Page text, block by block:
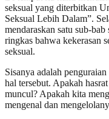
seksual yang diterbitkan
Seksual Lebih Dalam”.
mendaraskan satu sub-
ringkas bahwa kekerasan
seksual.
Sisanya adalah
hal tersebut. Apakah
muncul? Apakah kita
mengenal dan